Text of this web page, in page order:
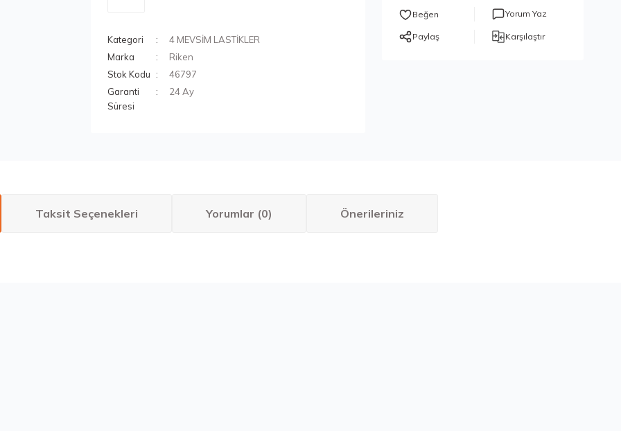
Kategori
4 MEVSİM LASTİKLER
Marka
Riken
Stok Kodu
46797
Garanti
Süresi
24 Ay
Yorum Yaz
Paylaş Karşılaştır
Taksit Seçenekleri Yorumlar (0) Önerileriniz